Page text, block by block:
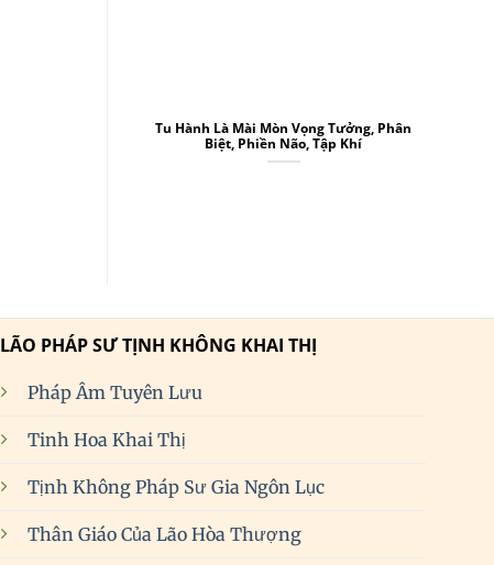
Tu Hành Là Mài Mòn Vọng Tưởng, Phân
Biệt, Phiền Não, Tập Khí
LÃO PHÁP SƯ TỊNH KHÔNG KHAI THỊ
Pháp Âm Tuyên Lưu
Tinh Hoa Khai Thị
Tịnh Không Pháp Sư Gia Ngôn Lục
Thân Giáo Của Lão Hòa Thượng